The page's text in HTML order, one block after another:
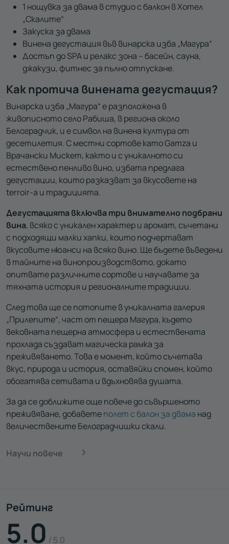
1 нощувка за двама в студио с балкон в Хотел
„Скалите“
Закуска за двама
Винена дегустация във винарска изба „Магура“
Достъп до SPA и релакс зона – басейн, сауна,
джакузи, фитнес за пълно отпускане.
Как протича винената дегустация?
Винарска изба „Магура“ е разположена в
живописното село Рабиша, в региона около
Белоградчик, и е символ на винена култура от
десетилетия. С местни сортове като Gamza и
Врачански Мискет, както и с уникалното си
естествено пенливо вино, избата предлага
дегустации, които разказват за вкусовете на
terroir-а и традицията.
Дегустацията включва три внимателно подбрани
вина, всяко с уникален характер и аромат, съчетани
с подходящи малки хапки, които подчертават
вкусовите нюанси на всяко вино. Ще бъдете въведени
в тайните на винопроизводството, докато
опитвате различните сортове и научавате за
тяхната история и регионалните традиции.
След това ще се потопите в уникалната галерия
„Прилепите“, част от пещера Магура, където
вековната пещерна атмосфера и естествената
прохлада създават магическа рамка за
преживяването. Това е момент, който съчетава
вкус, природа и история, оставяйки спомен, който
обогатява сетивата и вдъхновява душата.
За да се доближите още повече до съвършеното
преживяване, добаветеполет с балон за двама над
величествените Белоградчишки скали.
Научи повече
Рейтинг
5.0 / 5.0